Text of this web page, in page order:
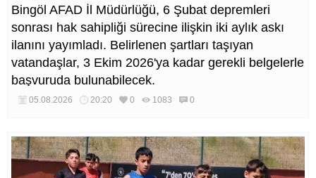
Bingöl AFAD İl Müdürlüğü, 6 Şubat depremleri
sonrası hak sahipliği sürecine ilişkin iki aylık askı
ilanını yayımladı. Belirlenen şartları taşıyan
vatandaşlar, 3 Ekim 2026'ya kadar gerekli belgelerle
başvuruda bulunabilecek.
05.08.2026 20:20 0 1083 0